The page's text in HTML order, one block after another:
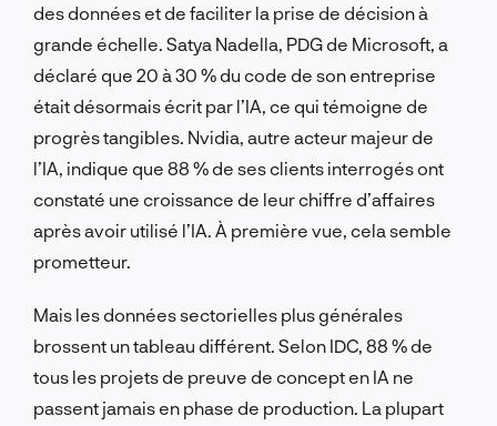
des données et de faciliter la prise de décision à
grande échelle. Satya Nadella, PDG de Microsoft, a
déclaré que 20 à 30 % du code de son entreprise
était désormais écrit par l’IA, ce qui témoigne de
progrès tangibles. Nvidia, autre acteur majeur de
l’IA, indique que 88 % de ses clients interrogés ont
constaté une croissance de leur chiffre d’affaires
après avoir utilisé l’IA. À première vue, cela semble
prometteur.
Mais les données sectorielles plus générales
brossent un tableau différent. Selon IDC, 88 % de
tous les projets de preuve de concept en IA ne
passent jamais en phase de production. La plupart